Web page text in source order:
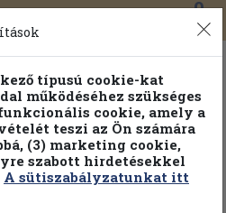
0
típusú cookie-kat
működéséhez szükséges
cookie, amely a
teszi az Ön számára
(3) marketing cookie,
szabott hirdetésekkel
A sütiszabályzatunkat itt